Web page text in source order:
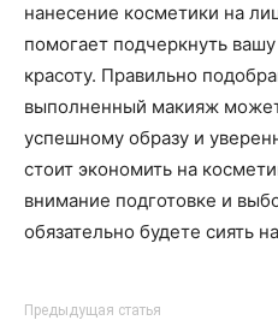
нанесение косметики на
помогает подчеркнуть
красоту. Правильно
выполненный макияж
успешному образу и
стоит экономить на
внимание подготовке и
обязательно будете сиять
Предыдущая статья